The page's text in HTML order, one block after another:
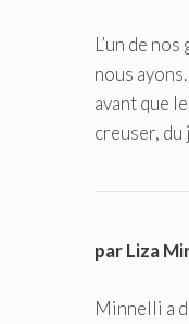
L’un de
nous
avant que
creuser, du
par Liza
Minnelli a